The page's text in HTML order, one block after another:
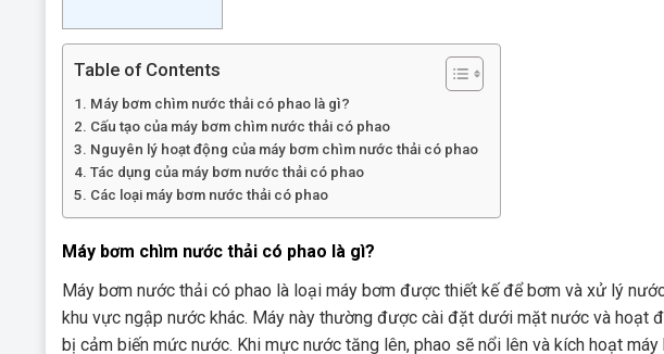
Table of Contents
Máy bơm chìm nước thải có phao là gì?
Cấu tạo của máy bơm chìm nước thải có phao
Nguyên lý hoạt động của máy bơm chìm nước thải có phao
Tác dụng của máy bơm nước thải có phao
Các loại máy bơm nước thải có phao
Máy bơm chìm nước thải có phao là gì?
Máy bơm nước thải có phao là loại máy bơm được thiết kế để bơm và xử lý
khu vực ngập nước khác. Máy này thường được cài đặt dưới mặt nước và hoạt
bị cảm biến mức nước. Khi mực nước tăng lên, phao sẽ nổi lên và kích hoạt